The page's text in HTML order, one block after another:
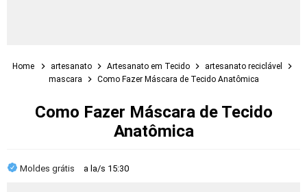
Home artesanato Artesanato em Tecido
artesanato reciclável
mascara
Como Fazer Máscara de Tecido Anatômica
Como Fazer Máscara de Tecido
Anatômica
Moldes grátis a la/s 15:30